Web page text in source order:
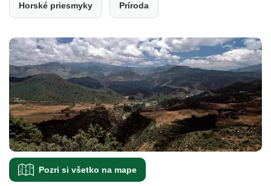
Horské priesmyky Príroda
Pozri si všetko na mape